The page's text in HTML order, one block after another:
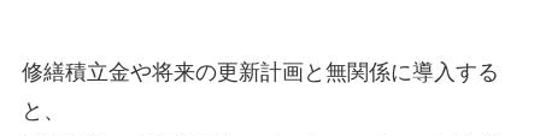
修繕積立金や将来の更新計画と無関係に導入する
と、